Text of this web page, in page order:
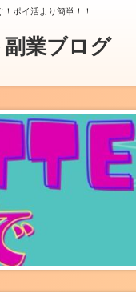
ポイ活より簡単！！
業ブログ